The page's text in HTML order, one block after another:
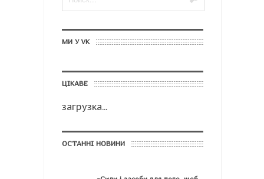
МИ У VK
ЦІКАВЕ
загрузка...
ОСТАННІ НОВИНИ